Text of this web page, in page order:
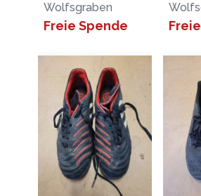
Wolfsgraben
Freie Spende